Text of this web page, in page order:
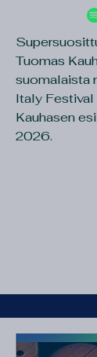
Tuomas
suomalaista
Italy
Kauhasen
2026.